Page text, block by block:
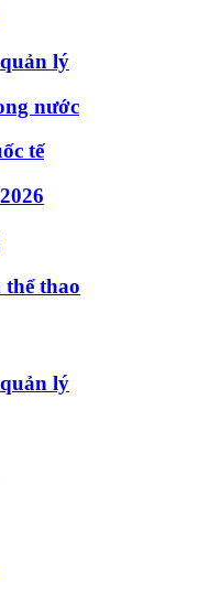
lý
nước
tế
thể thao
lý